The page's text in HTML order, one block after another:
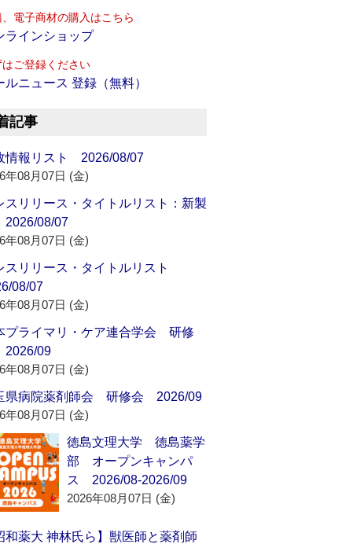
電子商材の購入はこちら
ラインショップ
はご登録ください
ルニュース 登録（無料）
記事
情報リスト 2026/08/07
年08月07日 (金)
スリリース・タイトルリスト：新製
08/07
年08月07日 (金)
スリリース・タイトルリスト
08/07
年08月07日 (金)
プライマリ・ケア連合学会 研修
09
年08月07日 (金)
県病院薬剤師会 研修会 2026/09
年08月07日 (金)
徳島文理大学 徳島薬学
部 オープンキャンパ
ス 2026/08-2026/09
2026年08月07日 (金)
和薬大 神林氏ら】獣医師と薬剤師